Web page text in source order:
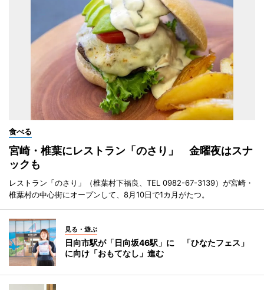
食べる
宮崎・椎葉にレストラン「のさり」 金曜夜はスナ
ックも
レストラン「のさり」（椎葉村下福良、TEL 0982-67-3139）が宮崎・
椎葉村の中心街にオープンして、8月10日で1カ月がたつ。
見る・遊ぶ
日向市駅が「日向坂46駅」に 「ひなたフェス」
に向け「おもてなし」進む